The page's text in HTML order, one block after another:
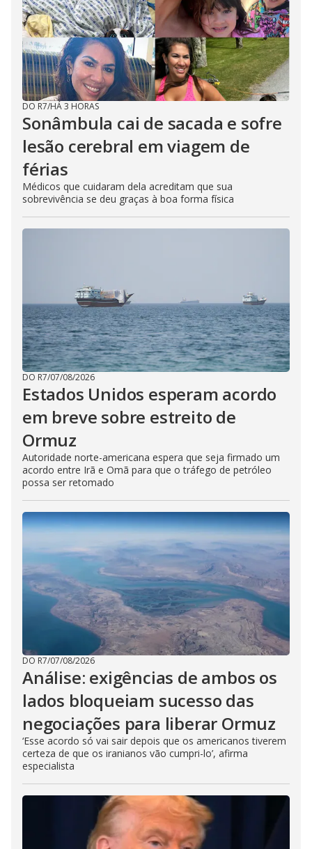
DO R7/HÁ 3 HORAS
Sonâmbula cai de sacada e sofre
lesão cerebral em viagem de
férias
Médicos que cuidaram dela acreditam que sua
sobrevivência se deu graças à boa forma física
DO R7/07/08/2026
Estados Unidos esperam acordo
em breve sobre estreito de
Ormuz
Autoridade norte-americana espera que seja firmado um
acordo entre Irã e Omã para que o tráfego de petróleo
possa ser retomado
DO R7/07/08/2026
Análise: exigências de ambos os
lados bloqueiam sucesso das
negociações para liberar Ormuz
‘Esse acordo só vai sair depois que os americanos tiverem
certeza de que os iranianos vão cumpri-lo’, afirma
especialista